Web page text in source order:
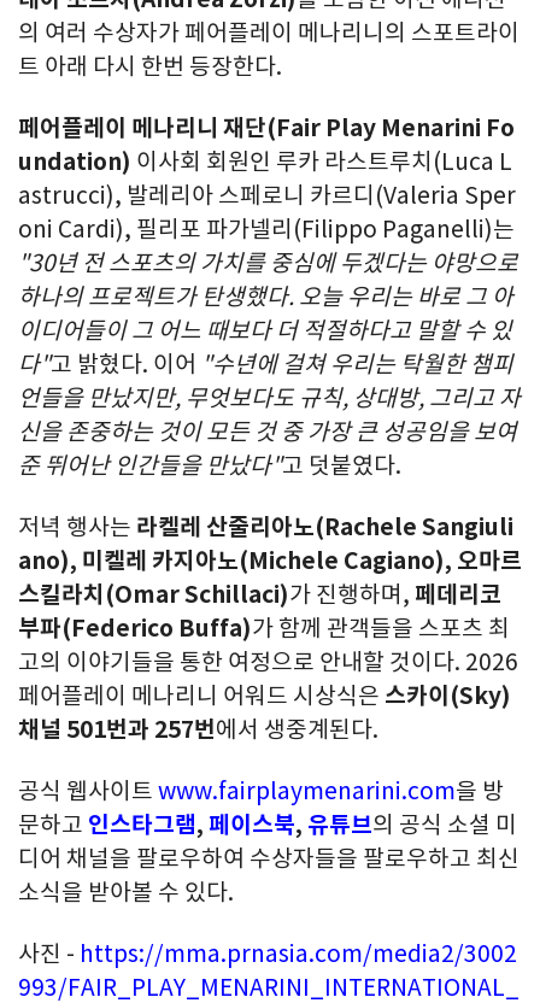
의 여러 수상자가 페어플레이 메나리니의 스포트라이
트 아래 다시 한번 등장한다.
페어플레이 메나리니 재단(Fair Play Menarini Fo
undation) 이사회 회원인 루카 라스트루치(Luca L
astrucci), 발레리아 스페로니 카르디(Valeria Sper
oni Cardi), 필리포 파가넬리(Filippo Paganelli)는
"30년 전 스포츠의 가치를 중심에 두겠다는 야망으로
하나의 프로젝트가 탄생했다. 오늘 우리는 바로 그 아
이디어들이 그 어느 때보다 더 적절하다고 말할 수 있
다"고 밝혔다. 이어 "수년에 걸쳐 우리는 탁월한 챔피
언들을 만났지만, 무엇보다도 규칙, 상대방, 그리고 자
신을 존중하는 것이 모든 것 중 가장 큰 성공임을 보여
준 뛰어난 인간들을 만났다"고 덧붙였다.
저녁 행사는 라켈레 산줄리아노(Rachele Sangiuli
ano), 미켈레 카지아노(Michele Cagiano), 오마르
스킬라치(Omar Schillaci)가 진행하며, 페데리코
부파(Federico Buffa)가 함께 관객들을 스포츠 최
고의 이야기들을 통한 여정으로 안내할 것이다. 2026
페어플레이 메나리니 어워드 시상식은 스카이 (Sky)
채널 501번과 257번에서 생중계된다.
공식 웹사이트 www.fairplaymenarini.com을 방
문하고 인스타그램, 페이스북, 유튜브의 공식 소셜 미
디어 채널을 팔로우하여 수상자들을 팔로우하고 최신
소식을 받아볼 수 있다.
사진 - https://mma.prnasia.com/media2/3002
993/FAIR_PLAY_MENARINI_INTERNATIONAL_